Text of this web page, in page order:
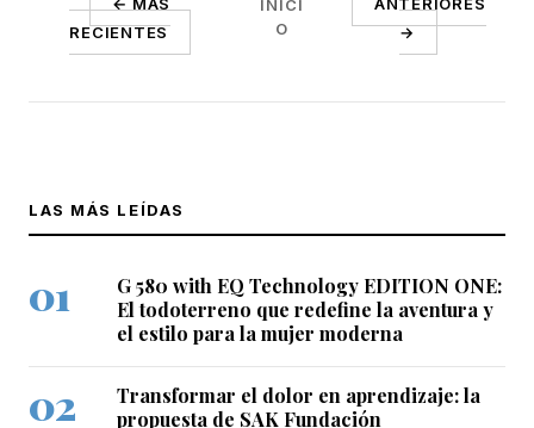
RECIENTES
INICI
O
→
LAS MÁS LEÍDAS
G 580 with EQ Technology EDITION ONE:
El todoterreno que redefine la aventura y
el estilo para la mujer moderna
Transformar el dolor en aprendizaje: la
propuesta de SAK Fundación